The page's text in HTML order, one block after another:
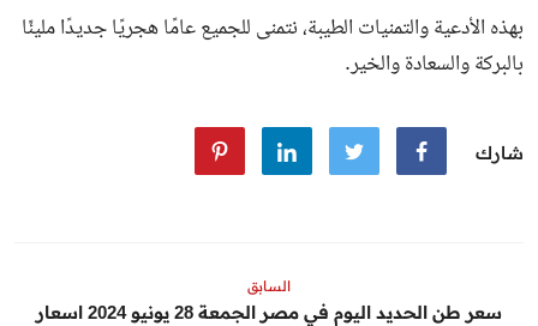
بهذه الأدعية والتمنيات الطيبة، نتمنى للجميع عامًا هجريًا جديدًا مليئًا
بالبركة والسعادة والخير.
شارك
السابق
سعر طن الحديد اليوم في مصر الجمعة 28 يونيو 2024 اسعار